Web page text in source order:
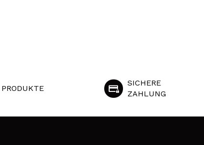
PRODUKTE
SICHERE
ZAHLUNG